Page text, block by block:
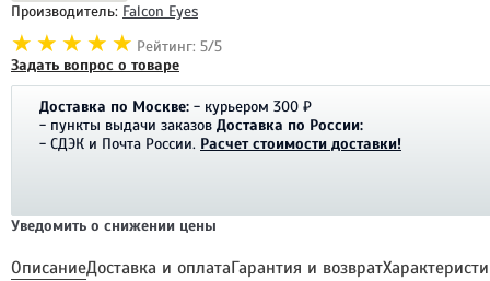
Производитель: Falcon Eyes
Рейтинг: 5/5
Задать вопрос о товаре
Доставка по Москве: - курьером 300 ₽
- пункты выдачи заказов Доставка по России:
- СДЭК и Почта России. Расчет стоимости доставки!
Уведомить о снижении цены
ОписаниеДоставка и оплатаГарантия и возврат